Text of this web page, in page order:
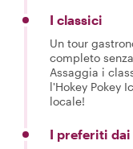
I classici
Un tour
completo
Assaggia i
l'Hokey Pokey
locale!
I preferiti dai